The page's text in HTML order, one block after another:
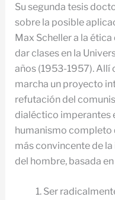
Su segunda tesis
sobre la posible
Max Scheller a la
dar clases en la
años (1953-1957). Allí
marcha un proyecto
refutación del
dialéctico imperantes
humanismo completo
más convincente de
del hombre, basada
Ser